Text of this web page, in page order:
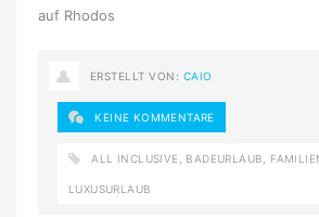
auf Rhodos
ERSTELLT VON: CAIO
KEINE KOMMENTARE
ALL INCLUSIVE BADEURLAUB
LUXUSURLAUB